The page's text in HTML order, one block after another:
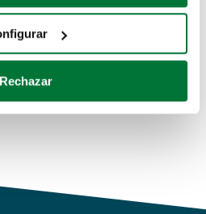
sobre su ubicación geográfica
analizándolo activamente
específicas (huellas
sobre cómo se procesan sus
Rechazar